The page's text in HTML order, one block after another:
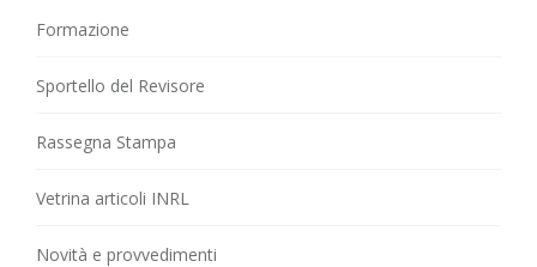
Formazione
Sportello del Revisore
Rassegna Stampa
Vetrina articoli INRL
Novità e provvedimenti